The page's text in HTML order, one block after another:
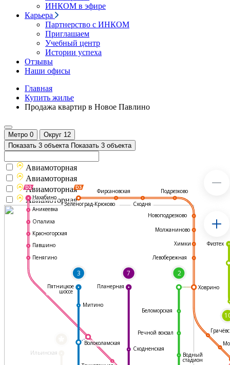
ИНКОМ в эфире
Карьера
Партнерство с ИНКОМ
Приглашаем
Учебный центр
Истории успеха
Отзывы
Наши офисы
Главная
Купить жилье
Продажа квартир в Новое Павлино
Метро 0 Округ 12
Показать 3 объекта Показать 3 объекта
Ильинская
3 7 2
Фирсановская
Сходня
Подрезково
Новоподрезково
Молжаниново
Химки
Левобережная
Ховрино
Водный
стадион
Сходненская
Волоколамская
Митино
Нахабино
Аникеевка
Опалиха
Красногорская
Павшино
Пенягино
Пятницкое
шоссе
Планерная
Физтех
Речной вокзал
Беломорская
Зеленоград-Крюково
Авиамоторная
Авиамоторная
Авиамоторная
Авиамоторная